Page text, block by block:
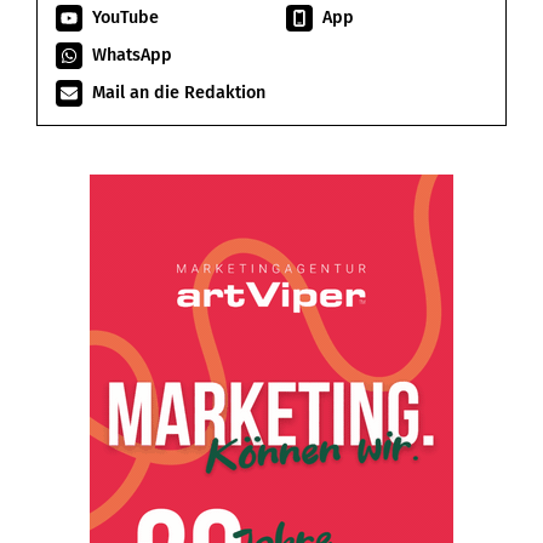
YouTube
App
WhatsApp
Mail an die Redaktion